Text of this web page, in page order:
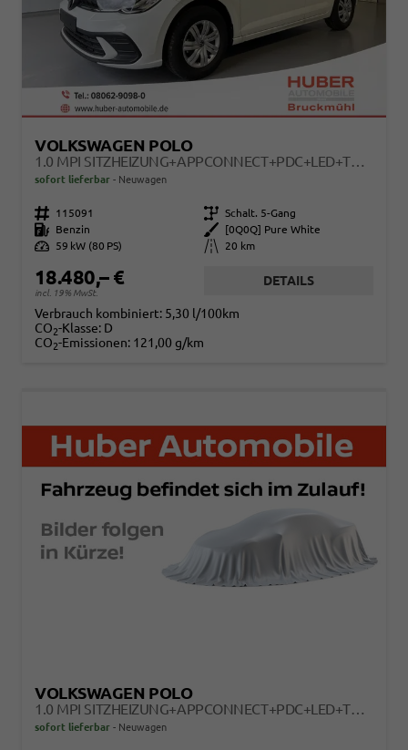
VOLKSWAGEN POLO
1.0 MPI SITZHEIZUNG+APPCONNECT+PDC+LED+TOUCH+LICHTSENSOR+MULTILENKRAD
sofort lieferbar Neuwagen
Fahrzeugnr. 115091 Getriebe Schalt. 5-Gang
Kraftstoff
Benzin Außenfarbe
[0Q0Q] Pure White
Leistung
59 kW (80 PS) Kilometerstand 20 km
18.480,– €
incl. 19% MwSt.
DETAILS
Verbrauch kombiniert: 5,30 l/100km
CO2-Klasse: D
CO2-Emissionen: 121,00 g/km
VOLKSWAGEN POLO
1.0 MPI SITZHEIZUNG+APPCONNECT+PDC+LED+TOUCH+LICHTSENSOR+MULTILENKRAD
sofort lieferbar Neuwagen